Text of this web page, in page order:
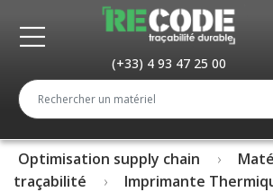
(+33) 4 93 47 25 00
Optimisation supply chain
traçabilité
Imprimante